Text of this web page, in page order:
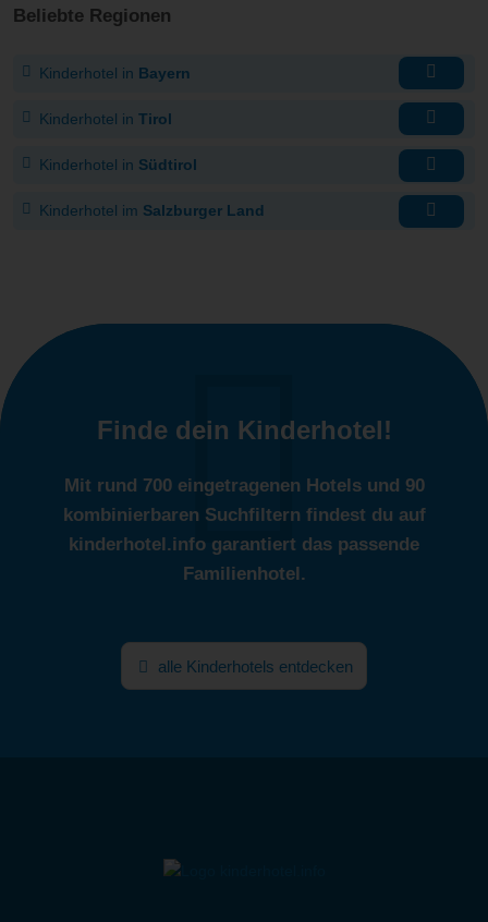
Beliebte Regionen
Kinderhotel in Bayern
Kinderhotel in Tirol
Kinderhotel in Südtirol
Kinderhotel im Salzburger Land
Finde dein Kinderhotel!
Mit rund 700 eingetragenen Hotels und 90
kombinierbaren Suchfiltern findest du auf
kinderhotel.info garantiert das passende
Familienhotel.
alle Kinderhotels entdecken